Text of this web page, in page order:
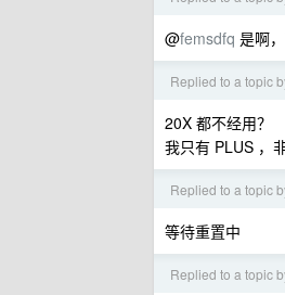
@femsdfq 是啊
Replied to a topic
20X 都不经用？
我只有 PLUS ，
Replied to a topic
等待重置中
Replied to a topic